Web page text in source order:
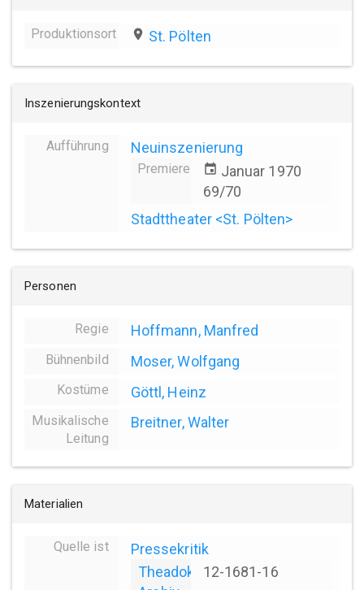
Produktionsort place St. Pölten
Inszenierungskontext
Aufführung Neuinszenierung
Premiere event Januar 1970
69/70
Stadttheater <St. Pölten>
Personen
Regie Hoffmann, Manfred
Bühnenbild Moser, Wolfgang
Kostüme Göttl, Heinz
Musikalische
Leitung
Breitner, Walter
Materialien
Quelle ist
Pressekritik
Theadok
12-1681-16